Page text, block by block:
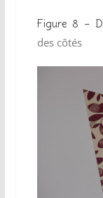
Figure 8 – D
des côtés